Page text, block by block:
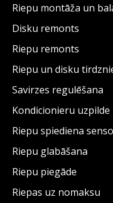
Riepu montāža un
Disku remonts
Riepu remonts
Riepu un disku
Savirzes regulēšana
Kondicionieru uzpilde
Riepu spiediena
Riepu glabāšana
Riepu piegāde
Riepas uz nomaksu